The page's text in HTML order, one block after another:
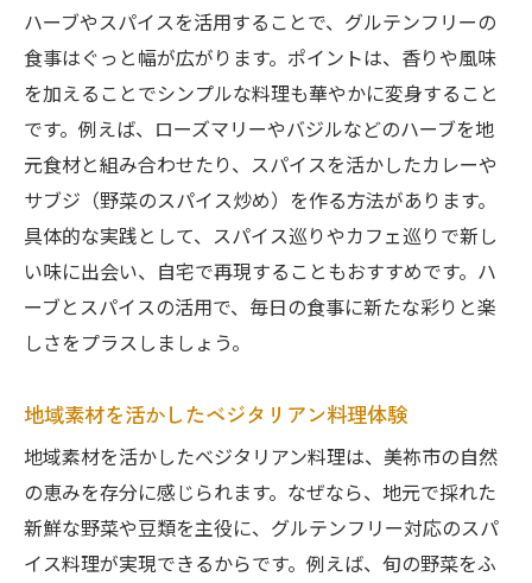
ハーブやスパイスを活用することで、グルテンフリーの
食事はぐっと幅が広がります。ポイントは、香りや風味
を加えることでシンプルな料理も華やかに変身すること
です。例えば、ローズマリーやバジルなどのハーブを地
元食材と組み合わせたり、スパイスを活かしたカレーや
サブジ（野菜のスパイス炒め）を作る方法があります。
具体的な実践として、スパイス巡りやカフェ巡りで新し
い味に出会い、自宅で再現することもおすすめです。ハ
ーブとスパイスの活用で、毎日の食事に新たな彩りと楽
しさをプラスしましょう。
地域素材を活かしたベジタリアン料理体験
地域素材を活かしたベジタリアン料理は、美祢市の自然
の恵みを存分に感じられます。なぜなら、地元で採れた
新鮮な野菜や豆類を主役に、グルテンフリー対応のスパ
イス料理が実現できるからです。例えば、旬の野菜をふ